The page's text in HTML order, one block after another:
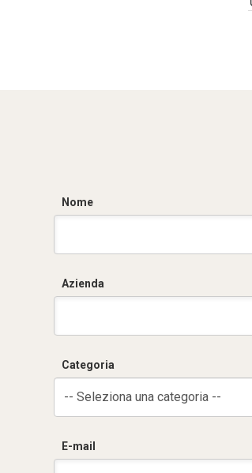
Nome
Azienda
Categoria
-- Seleziona una categoria --
E-mail